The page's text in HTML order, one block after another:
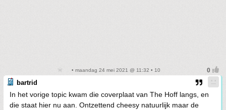
• maandag 24 mei 2021 @ 11:32 • 10
bartrid
In het vorige topic kwam die coverplaat van The Hoff langs, en
die staat hier nu aan. Ontzettend cheesy natuurlijk maar de